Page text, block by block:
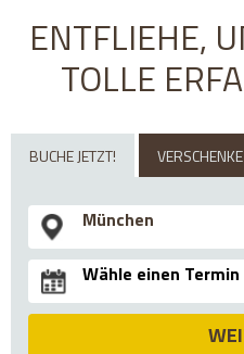
ENTFLIEHE,
TOLLE
BUCHE JETZT!